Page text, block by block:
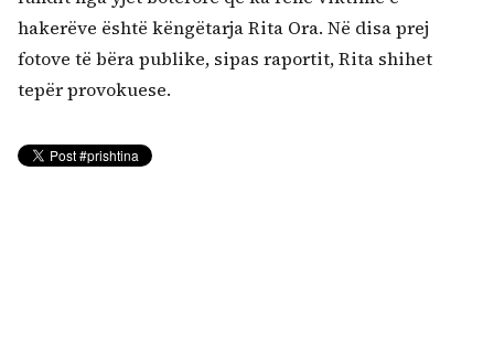
Kërko:
hakerëve është këngëtarja Rita Ora. Në disa prej
fotove të bëra publike, sipas raportit, Rita shihet
tepër provokuese.